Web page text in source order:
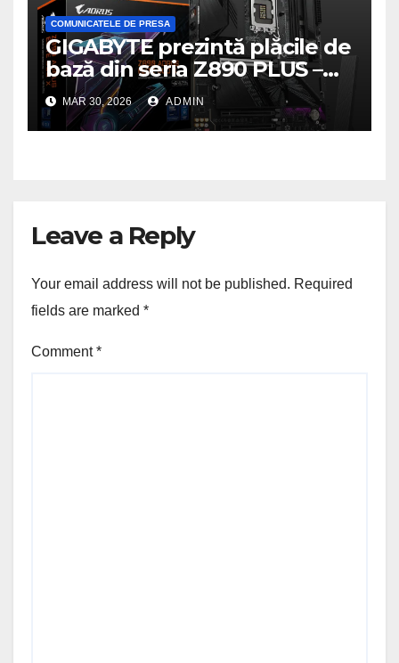
COMUNICATELE DE PRESA
GIGABYTE prezintă plăcile de
bază din seria Z890 PLUS –
performanță de ultimă
generație la un nou nivel
MAR 30, 2026 ADMIN
Leave a Reply
Your email address will not be published. Required
fields are marked *
Comment*